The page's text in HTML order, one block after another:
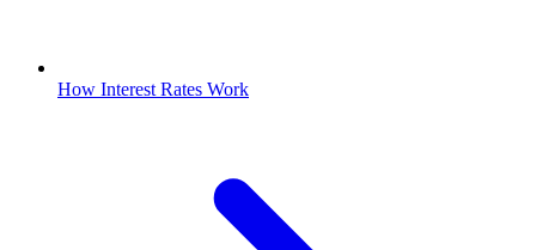
How Interest Rates Work